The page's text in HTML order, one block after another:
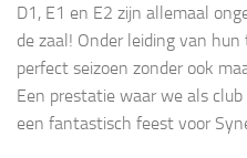
D1, E1 en E2 zijn allemaal
de zaal! Onder leiding van
perfect seizoen zonder ook
Een prestatie waar we als
een fantastisch feest voor